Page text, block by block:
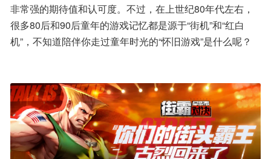
非常强的期待值和认可度。不过，在上世纪80年代左右，
很多80后和90后童年的游戏记忆都是源于“街机”和“红白
机”，不知道陪伴你走过童年时光的“怀旧游戏”是什么呢？